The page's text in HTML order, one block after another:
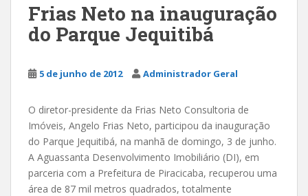
Frias Neto na inauguração
do Parque Jequitibá
5 de junho de 2012 Administrador Geral
O diretor-presidente da Frias Neto Consultoria de
Imóveis, Angelo Frias Neto, participou da inauguração
do Parque Jequitibá, na manhã de domingo, 3 de junho.
A Aguassanta Desenvolvimento Imobiliário (DI), em
parceria com a Prefeitura de Piracicaba, recuperou uma
área de 87 mil metros quadrados, totalmente